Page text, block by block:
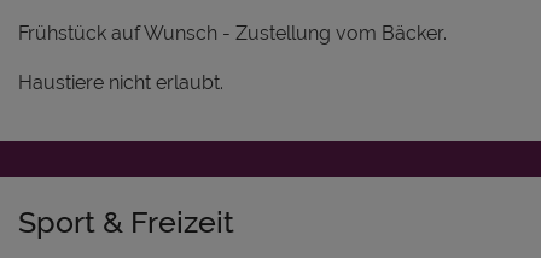
Frühstück auf Wunsch - Zustellung vom Bäcker.
Haustiere nicht erlaubt.
Sport & Freizeit